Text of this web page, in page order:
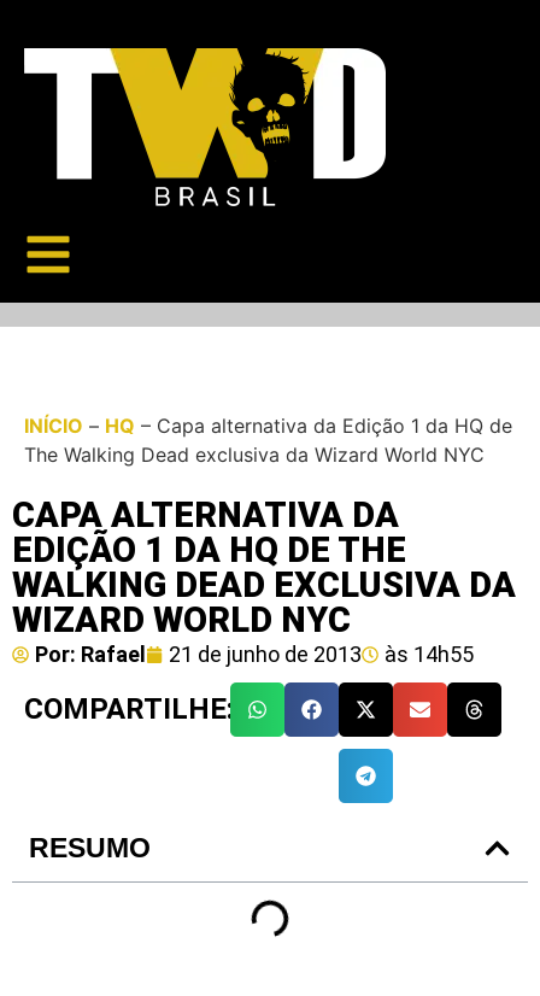
INÍCIO – HQ – Capa alternativa da Edição 1 da HQ de
The Walking Dead exclusiva da Wizard World NYC
CAPA ALTERNATIVA DA
EDIÇÃO 1 DA HQ DE THE
WALKING DEAD EXCLUSIVA DA
WIZARD WORLD NYC
Por: Rafael 21 de junho de 2013 às 14h55
COMPARTILHE:
RESUMO